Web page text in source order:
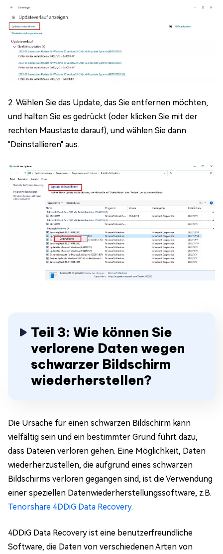
2. Wählen Sie das Update, das Sie entfernen möchten,
und halten Sie es gedrückt (oder klicken Sie mit der
rechten Maustaste darauf), und wählen Sie dann
"Deinstallieren" aus.
Teil 3: Wie können Sie
verlorene Daten wegen
schwarzer Bildschirm
wiederherstellen?
Die Ursache für einen schwarzen Bildschirm kann
vielfältig sein und ein bestimmter Grund führt dazu,
dass Dateien verloren gehen. Eine Möglichkeit, Daten
wiederherzustellen, die aufgrund eines schwarzen
Bildschirms verloren gegangen sind, ist die Verwendung
einer speziellen Datenwiederherstellungssoftware, z.B.
Tenorshare 4DDiG Data Recovery.
4DDiG Data Recovery ist eine benutzerfreundliche
Software, die Daten von verschiedenen Arten von